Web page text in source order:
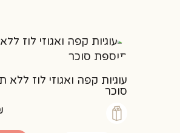
עוגיות קפה ואגוזי לוז ללא
סוכר